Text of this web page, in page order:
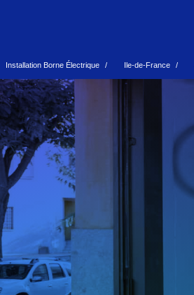
Installation Borne Électrique Ile-de-France